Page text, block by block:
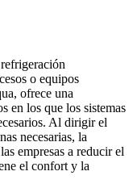
o equipos
ofrece una
en los que los sistemas
Al dirigir el
necesarias, la
empresas a reducir el
el confort y la